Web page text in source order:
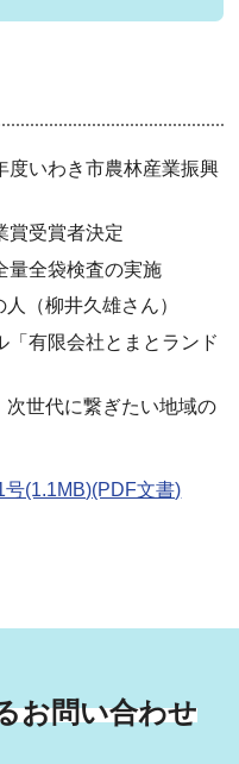
いわき市農林産業振興
賞受賞者決定
量全袋検査の実施
（柳井久雄さん）
「有限会社とまとランド
世代に繋ぎたい地域の
(1.1MB)(PDF文書)
お問い合わせ